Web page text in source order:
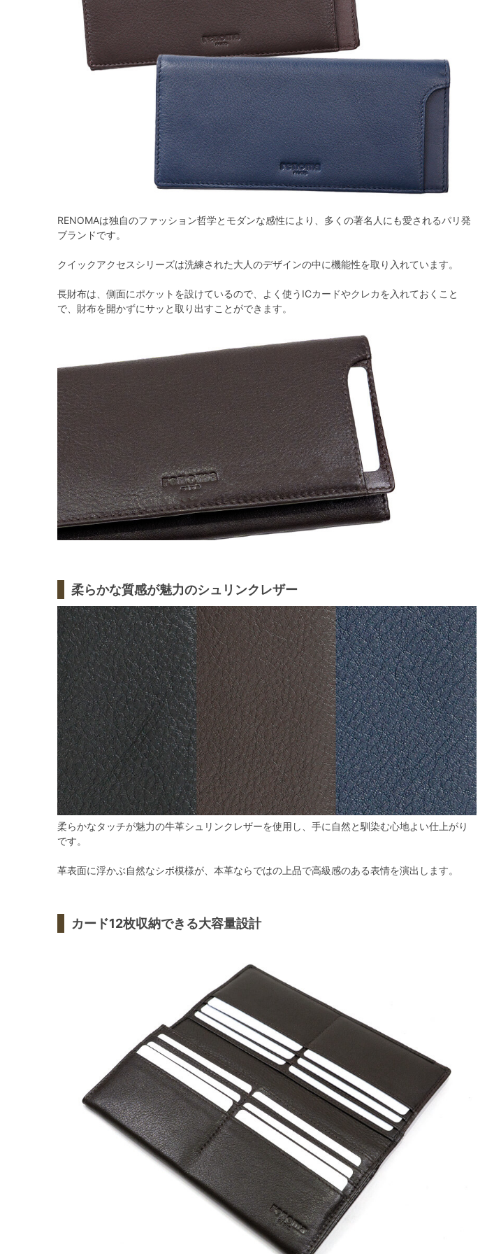
RENOMAは独自のファッション哲学とモダンな感性により、多くの著名人にも愛されるパリ発
ブランドです。
クイックアクセスシリーズは洗練された大人のデザインの中に機能性を取り入れています。
長財布は、側面にポケットを設けているので、よく使うICカードやクレカを入れておくこと
で、財布を開かずにサッと取り出すことができます。
柔らかな質感が魅力のシュリンクレザー
柔らかなタッチが魅力の牛革シュリンクレザーを使用し、手に自然と馴染む心地よい仕上がり
です。
革表面に浮かぶ自然なシボ模様が、本革ならではの上品で高級感のある表情を演出します。
カード12枚収納できる大容量設計